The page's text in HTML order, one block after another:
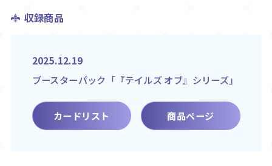
収録商品
2025.12.19
ブースターパック「『テイルズ オブ』シリーズ」
カードリスト 商品ページ